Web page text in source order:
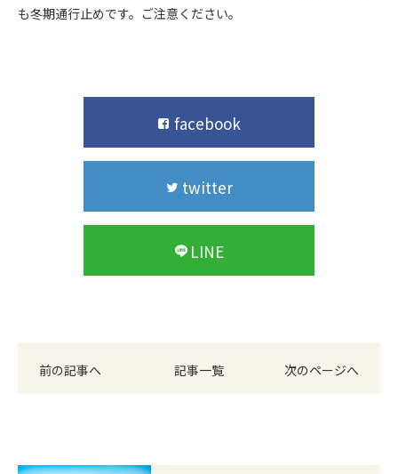
も冬期通行止めです。ご注意ください。
facebook
twitter
LINE
記事一覧
前の記事へ 次のページへ